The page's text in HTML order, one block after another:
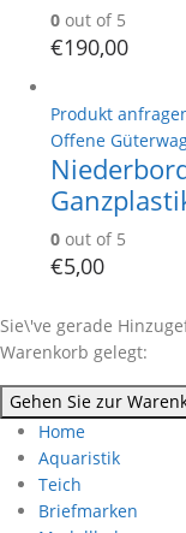
0 out of 5
€190,00
Produkt
Offene
0 out of 5
€5,00
Sie\'ve gerade
Warenkorb gelegt:
Gehen Sie zur
Home
Aquaristik
Teich
Briefmarken